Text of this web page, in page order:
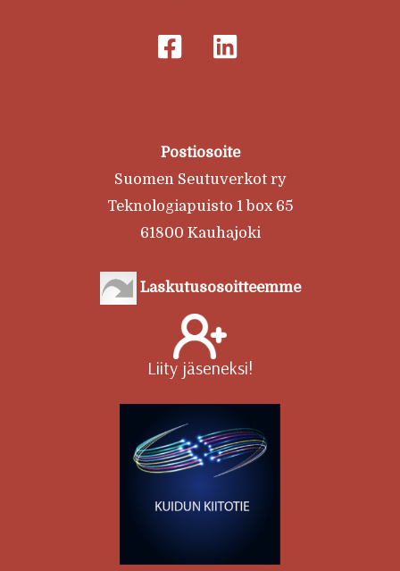
Postiosoite
Suomen Seutuverkot ry
Teknologiapuisto 1 box 65
61800 Kauhajoki
Laskutusosoitteemme
Liity jäseneksi!